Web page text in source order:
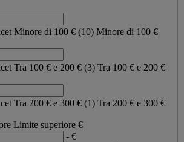
Minore di 100 € (10) Minore di 100 €
Tra 100 € e 200 € (3) Tra 100 € e 200 €
Tra 200 € e 300 € (1) Tra 200 € e 300 €
Limite superiore €
- €